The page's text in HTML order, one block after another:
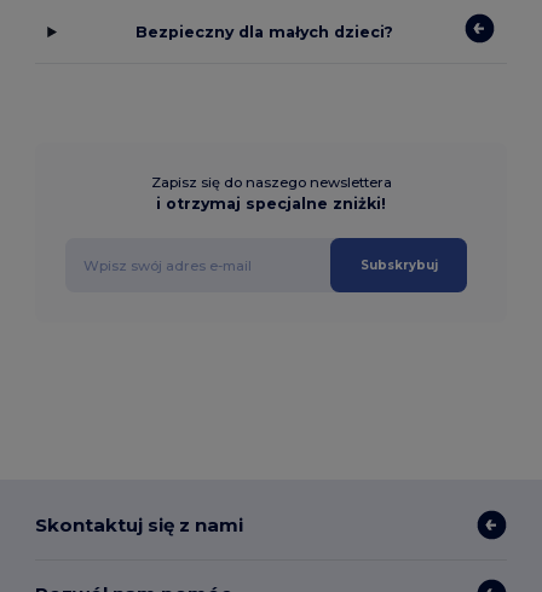
Bezpieczny dla małych dzieci?
Zapisz się do naszego newslettera
i otrzymaj specjalne zniżki!
Subskrybuj
Skontaktuj się z nami